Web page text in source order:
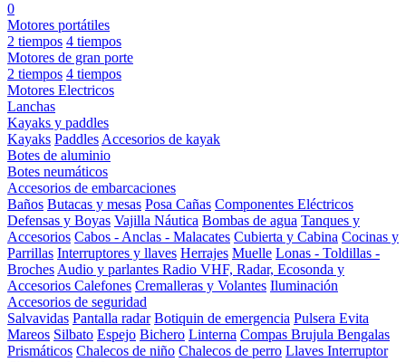
0
Motores portátiles
2 tiempos 4 tiempos
Motores de gran porte
2 tiempos 4 tiempos
Motores Electricos
Lanchas
Kayaks y paddles
Kayaks Paddles Accesorios de kayak
Botes de aluminio
Botes neumáticos
Accesorios de embarcaciones
Baños Butacas y mesas Posa Cañas Componentes Eléctricos
Defensas y Boyas Vajilla Náutica Bombas de agua Tanques y
Accesorios Cabos - Anclas - Malacates Cubierta y Cabina Cocinas y
Parrillas Interruptores y llaves Herrajes Muelle Lonas - Toldillas -
Broches Audio y parlantes Radio VHF, Radar, Ecosonda y
Accesorios Calefones Cremalleras y Volantes Iluminación
Accesorios de seguridad
Salvavidas Pantalla radar Botiquin de emergencia Pulsera Evita
Mareos Silbato Espejo Bichero Linterna Compas Brujula Bengalas
Prismáticos Chalecos de niño Chalecos de perro Llaves Interruptor